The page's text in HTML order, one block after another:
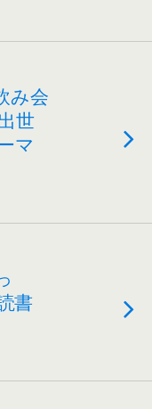
み会
世
マ
書